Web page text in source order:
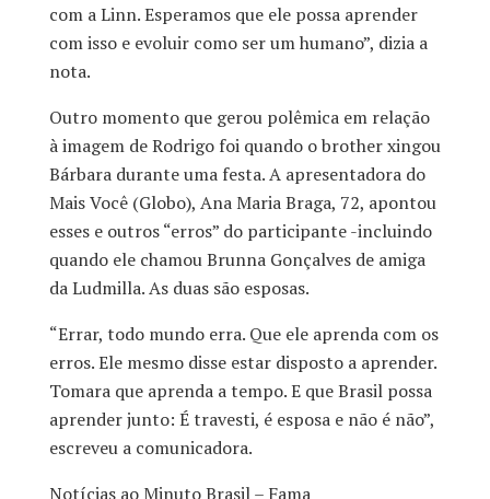
com a Linn. Esperamos que ele possa aprender
com isso e evoluir como ser um humano”, dizia a
nota.
Outro momento que gerou polêmica em relação
à imagem de Rodrigo foi quando o brother xingou
Bárbara durante uma festa. A apresentadora do
Mais Você (Globo), Ana Maria Braga, 72, apontou
esses e outros “erros” do participante -incluindo
quando ele chamou Brunna Gonçalves de amiga
da Ludmilla. As duas são esposas.
“Errar, todo mundo erra. Que ele aprenda com os
erros. Ele mesmo disse estar disposto a aprender.
Tomara que aprenda a tempo. E que Brasil possa
aprender junto: É travesti, é esposa e não é não”,
escreveu a comunicadora.
Notícias ao Minuto Brasil – Fama